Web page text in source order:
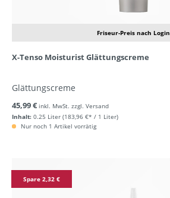
Friseur-Preis nach Login
X-Tenso Moisturist Glättungscreme
Glättungscreme
Inhalt: 0.25 Liter (183,96 €* / 1 Liter)
45,99 € inkl. MwSt. zzgl. Versand
Nur noch 1 Artikel vorrätig
Spare 2,32 €